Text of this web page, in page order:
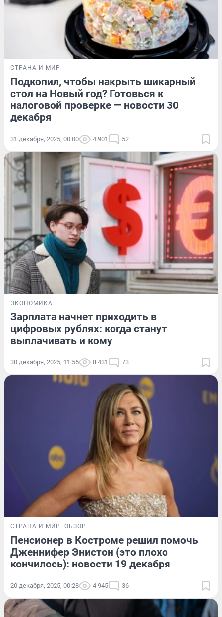
СТРАНА И МИР
Подкопил, чтобы накрыть шикарный
стол на Новый год? Готовься к
налоговой проверке — новости 30
декабря
31 декабря, 2025, 00:00 4 901 52
ЭКОНОМИКА
Зарплата начнет приходить в
цифровых рублях: когда станут
выплачивать и кому
30 декабря, 2025, 11:55 8 431 73
СТРАНА И МИР ОБЗОР
Пенсионер в Костроме решил помочь
Дженнифер Энистон (это плохо
кончилось): новости 19 декабря
20 декабря, 2025, 00:28 4 945 36